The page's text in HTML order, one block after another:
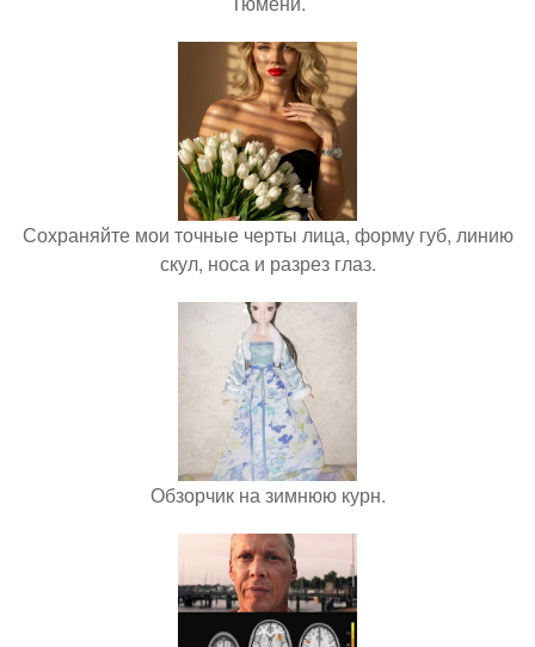
Сохраняйте мои точные черты лица, форму губ, линию
скул, носа и разрез глаз.
Обзорчик на зимнюю курн.